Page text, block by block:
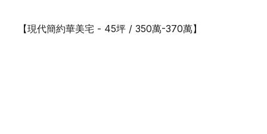
【現代簡約華美宅 - 45坪 / 350萬-370萬】